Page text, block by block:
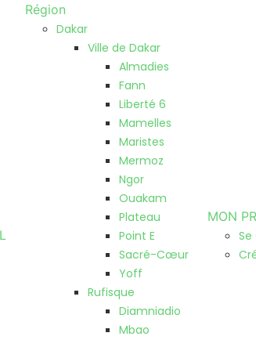
Région
Dakar
Ville de Dakar
Almadies
Fann
Liberté 6
Mamelles
Maristes
Mermoz
Ngor
Ouakam
Plateau
Point E
Sacré-Cœur
Yoff
Rufisque
Diamniadio
Mbao
MON